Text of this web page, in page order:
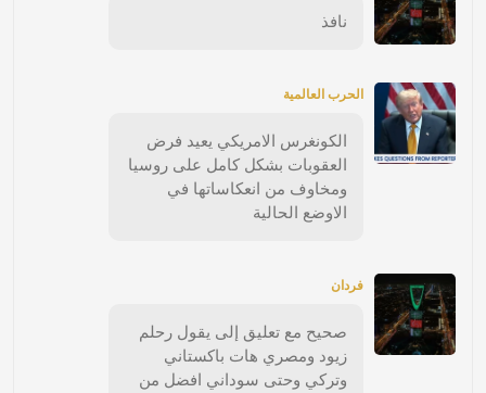
نافذ
الحرب العالمية
الكونغرس الامريكي يعيد فرض
العقوبات بشكل كامل على روسيا
ومخاوف من انعكاساتها في
الاوضع الحالية
فردان
صحيح مع تعليق إلى يقول رحلم
زيود ومصري هات باكستاني
وتركي وحتى سوداني افضل من